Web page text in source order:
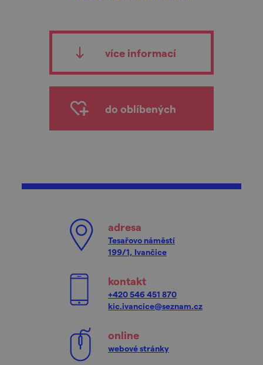
více informací
do oblíbených
adresa
Tesařovo náměstí
199/1, Ivančice
kontakt
+420 546 451 870
kic.ivancice@seznam.cz
online
webové stránky